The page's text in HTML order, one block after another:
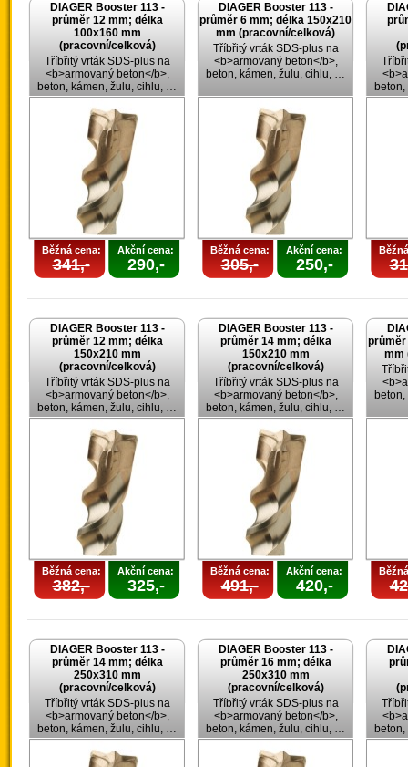
DIAGER Booster 113 -
průměr 12 mm; délka
100x160 mm
(pracovní/celková)
Tříbřitý vrták SDS-plus na
<b>armovaný beton</b>,
beton, kámen, žulu, cihlu, …
Běžná cena:
341,-
Akční cena:
290,-
DIAGER Booster 113 -
průměr 6 mm; délka 150x210
mm (pracovní/celková)
Tříbřitý vrták SDS-plus na
<b>armovaný beton</b>,
beton, kámen, žulu, cihlu, …
Běžná cena:
305,-
Akční cena:
250,-
DIAGER Booster 113 -
průměr 12 mm; délka
150x210 mm
(pracovní/celková)
Tříbřitý vrták SDS-plus na
<b>armovaný beton</b>,
beton, kámen, žulu, cihlu, …
Běžná cena:
382,-
Akční cena:
325,-
DIAGER Booster 113 -
průměr 14 mm; délka
150x210 mm
(pracovní/celková)
Tříbřitý vrták SDS-plus na
<b>armovaný beton</b>,
beton, kámen, žulu, cihlu, …
Běžná cena:
491,-
Akční cena:
420,-
průměr
mm
DIAGER Booster 113 -
průměr 14 mm; délka
250x310 mm
(pracovní/celková)
Tříbřitý vrták SDS-plus na
<b>armovaný beton</b>,
beton, kámen, žulu, cihlu, …
DIAGER Booster 113 -
průměr 16 mm; délka
250x310 mm
(pracovní/celková)
Tříbřitý vrták SDS-plus na
<b>armovaný beton</b>,
beton, kámen, žulu, cihlu, …